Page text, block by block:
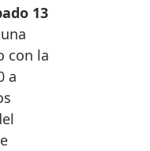
13
con la
a